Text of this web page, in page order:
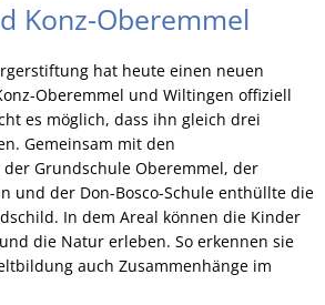
Konz-Oberemmel
hat heute einen neuen
Oberemmel und Wiltingen offiziell
es möglich, dass ihn gleich drei
Gemeinsam mit den
Grundschule Oberemmel, der
und der Don-Bosco-Schule enthüllte die
In dem Areal können die Kinder
die Natur erleben. So erkennen sie
auch Zusammenhänge im